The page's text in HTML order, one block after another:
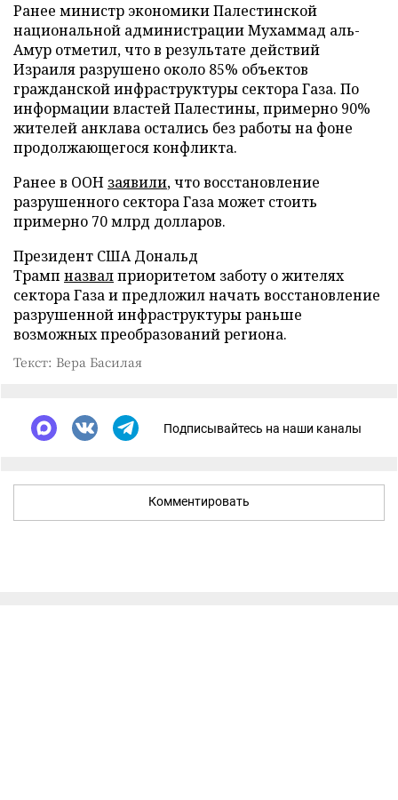
Ранее министр экономики Палестинской
национальной администрации Мухаммад аль-
Амур отметил, что в результате действий
Израиля разрушено около 85% объектов
гражданской инфраструктуры сектора Газа. По
информации властей Палестины, примерно 90%
жителей анклава остались без работы на фоне
продолжающегося конфликта.
Ранее в ООН заявили, что восстановление
разрушенного сектора Газа может стоить
примерно 70 млрд долларов.
Президент США Дональд
Трамп назвалприоритетом заботу о жителях
сектора Газа и предложил начать восстановление
разрушенной инфраструктуры раньше
возможных преобразований региона.
Текст: Вера Басилая
Подписывайтесь на наши каналы
Комментировать